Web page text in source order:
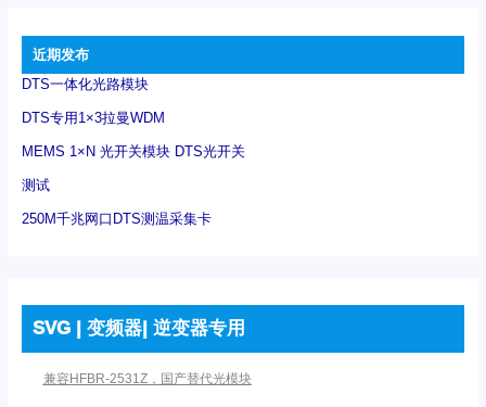
近期发布
DTS一体化光路模块
DTS专用1×3拉曼WDM
MEMS 1×N 光开关模块 DTS光开关
测试
250M千兆网口DTS测温采集卡
SVG | 变频器| 逆变器专用
兼容HFBR-2531Z，国产替代光模块